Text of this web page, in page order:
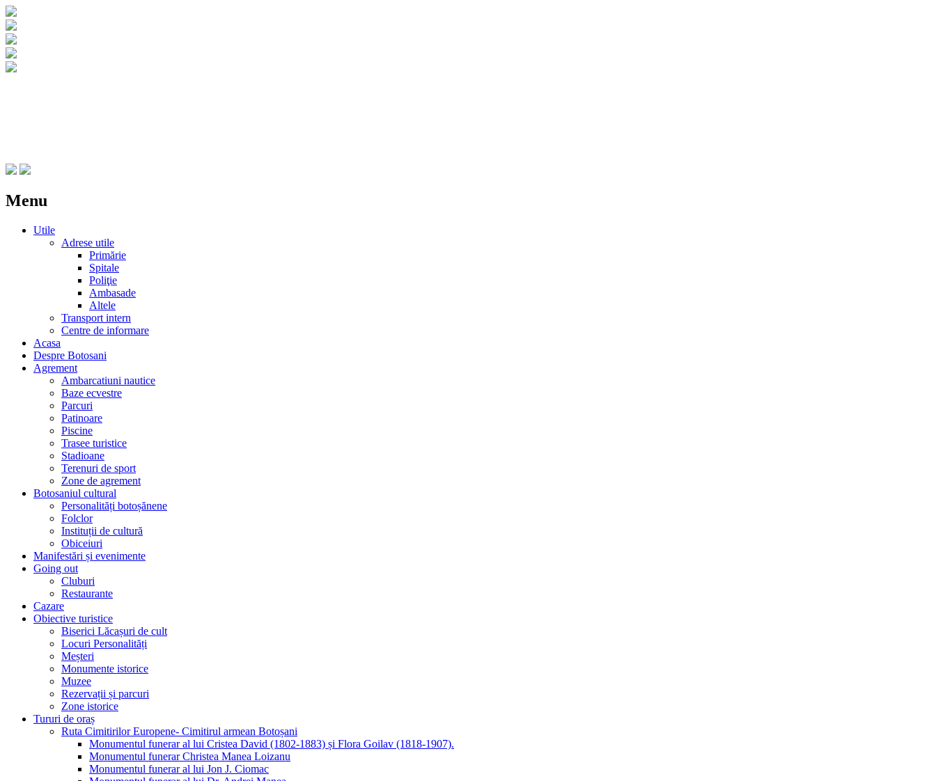
Menu
Skip
Utile
Adrese utile
Primărie
Spitale
Poliţie
Ambasade
Altele
Transport intern
Centre de informare
Acasa
Despre Botosani
Agrement
Ambarcatiuni nautice
Baze ecvestre
Parcuri
Patinoare
Piscine
Trasee turistice
Stadioane
Terenuri de sport
Zone de agrement
Botosaniul cultural
Personalități botoșănene
Folclor
Instituții de cultură
Obiceiuri
Manifestări și evenimente
Going out
Cluburi
Restaurante
Cazare
Obiective turistice
Biserici Lăcașuri de cult
Locuri Personalități
Meșteri
Monumente istorice
Muzee
Rezervații și parcuri
Zone istorice
Tururi de oraș
Ruta Cimitirilor Europene- Cimitirul armean Botoșani
Monumentul funerar al lui Cristea David (1802-1883) și Flora Goilav (1818-1907).
Monumentul funerar Christea Manea Loizanu
Monumentul funerar al lui Jon J. Ciomac